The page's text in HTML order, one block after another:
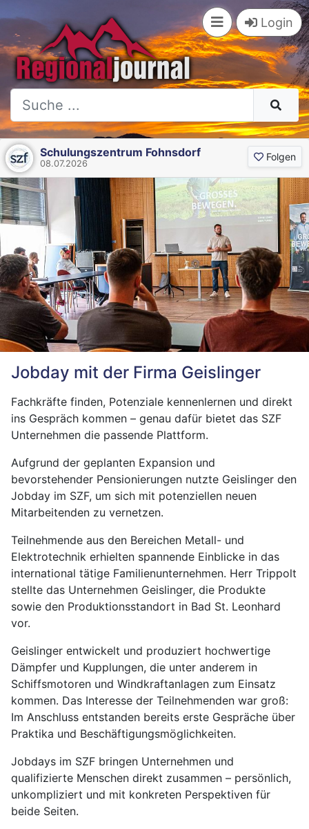
Login
Schulungszentrum Fohnsdorf
08.07.2026
Folgen
Jobday mit der Firma Geislinger
Fachkräfte finden, Potenziale kennenlernen und direkt
ins Gespräch kommen – genau dafür bietet das SZF
Unternehmen die passende Plattform.
Aufgrund der geplanten Expansion und
bevorstehender Pensionierungen nutzte Geislinger den
Jobday im SZF, um sich mit potenziellen neuen
Mitarbeitenden zu vernetzen.
Teilnehmende aus den Bereichen Metall- und
Elektrotechnik erhielten spannende Einblicke in das
international tätige Familienunternehmen. Herr Trippolt
stellte das Unternehmen Geislinger, die Produkte
sowie den Produktionsstandort in Bad St. Leonhard
vor.
Geislinger entwickelt und produziert hochwertige
Dämpfer und Kupplungen, die unter anderem in
Schiffsmotoren und Windkraftanlagen zum Einsatz
kommen. Das Interesse der Teilnehmenden war groß:
Im Anschluss entstanden bereits erste Gespräche über
Praktika und Beschäftigungsmöglichkeiten.
Jobdays im SZF bringen Unternehmen und
qualifizierte Menschen direkt zusammen – persönlich,
unkompliziert und mit konkreten Perspektiven für
beide Seiten.